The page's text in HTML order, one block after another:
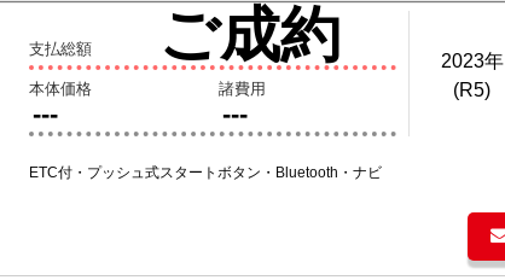
支払総額 ご成約
本体価格
---
諸費用
---
2023年
(R5)
ETC付・プッシュ式スタートボタン・Bluetooth・ナビ